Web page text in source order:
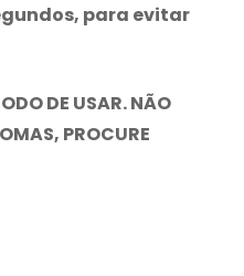
para evitar
DE USAR. NÃO
PROCURE